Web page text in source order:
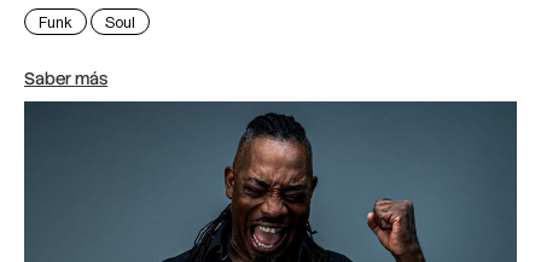
Funk Soul
Saber más